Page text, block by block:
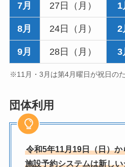
7月 27日（月） 1
8月 24日（月） 2
9月 28日（月） 3
※11月・3月は第4月曜日が祝日の
団体利用
令和5年11月19日（日）
施設予約システムは新し